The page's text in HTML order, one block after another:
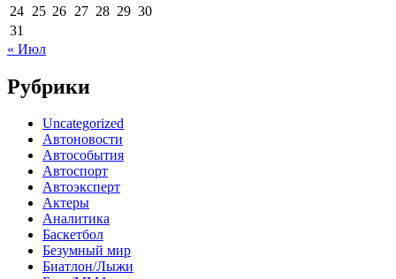
24 25 26 27 28 29 30
31
« Июл
Рубрики
Uncategorized
Автоновости
Автособытия
Автоспорт
Автоэксперт
Актеры
Аналитика
Баскетбол
Безумный мир
Биатлон/Лыжи